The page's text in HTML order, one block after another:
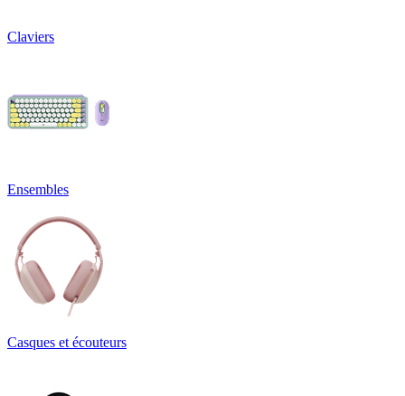
Claviers
Ensembles
Casques et écouteurs